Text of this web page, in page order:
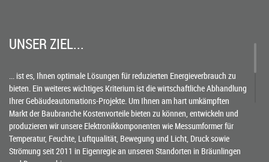
UNSER ZIEL...
... ist es, Ihnen optimale Lösungen für reduzierten Energieverbrauch zu
bieten. Ein weiteres wichtiges Kriterium ist die wirtschaftliche Abhandlung
Ihrer Gebäudeautomations-Projekte. Um Ihnen am hart umkämpften
Markt der Baubranche Kostenvorteile bieten zu können, entwickeln und
produzieren wir unsere Elektronikkomponenten wie Messumformer für
Temperatur, Feuchte, Luftqualität, Bewegung und Licht, Druck sowie
Strömung seit 2011 in Eigenregie an unseren Standorten in Bräunlingen